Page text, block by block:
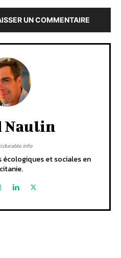
UN COMMENTAIRE
Naulin
et sociales en